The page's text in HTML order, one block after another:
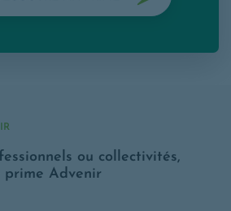
ou collectivités,
prime Advenir